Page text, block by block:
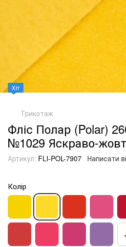
Хіт
Трикотаж
Фліс Полар (Polar)
№1029 Яскраво-
Артикул: FLI-POL-7907 Написати
Колір